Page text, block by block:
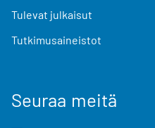
Tulevat julkaisut
Tutkimusaineistot
Seuraa meitä